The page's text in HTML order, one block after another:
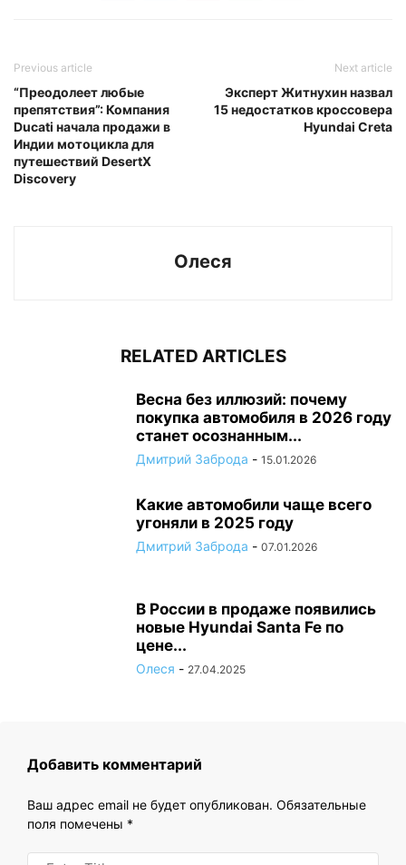
Previous article
“Преодолеет любые
препятствия”: Компания
Ducati начала продажи в
Индии мотоцикла для
путешествий DesertX
Discovery
Next article
Эксперт Житнухин назвал
15 недостатков кроссовера
Hyundai Creta
Олеся
RELATED ARTICLES
Весна без иллюзий: почему
покупка автомобиля в 2026 году
станет осознанным...
Дмитрий Заброда - 15.01.2026
Какие автомобили чаще всего
угоняли в 2025 году
Дмитрий Заброда - 07.01.2026
В России в продаже появились
новые Hyundai Santa Fe по
цене...
Олеся - 27.04.2025
Добавить комментарий
Ваш адрес email не будет опубликован. Обязательные
поля помечены *